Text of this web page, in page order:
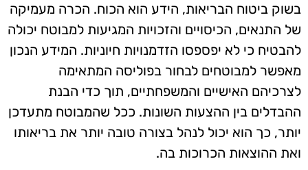
בשוק ביטוח הבריאות, הידע הוא הכוח. הכרה מעמיקה
של התנאים, הכיסויים והזכויות המגיעות למבוטח יכולה
להבטיח כי לא יפספסו הזדמנויות חיוניות. המידע הנכון
מאפשר למבוטחים לבחור בפוליסה המתאימה
לצרכיהם האישיים והמשפחתיים, תוך כדי הבנת
ההבדלים בין ההצעות השונות. ככל שהמבוטח מתעדכן
יותר, כך הוא יכול לנהל בצורה טובה יותר את בריאותו
ואת ההוצאות הכרוכות בה.